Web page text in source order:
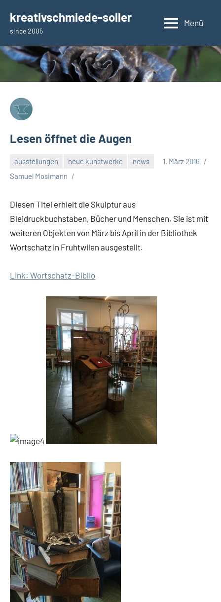
Inhalt
springen
kreativschmiede-soller
since 2005
Menü
Lesen öffnet die Augen
ausstellungen neue kunstwerke news
1. März 2016
Samuel Mosimann
Diesen Titel erhielt die Skulptur aus
Bleidruckbuchstaben, Bücher und Menschen. Sie ist mit
weiteren Objekten von März bis April in der Bibliothek
Wortschatz in Fruhtwilen ausgestellt.
Link: Wortschatz-Biblio